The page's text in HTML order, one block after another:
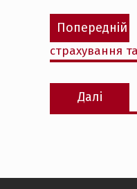
Навігація
записів
Попередній
страхування
Далі